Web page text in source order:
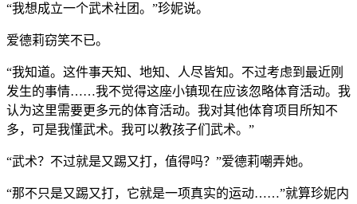
“我想成立一个武术社团。”珍妮说。
爱德莉窃笑不已。
“我知道。这件事天知、地知、人尽皆知。不过考虑到最近刚
发生的事情……我不觉得这座小镇现在应该忽略体育活动。我
认为这里需要更多元的体育活动。我对其他体育项目所知不
多，可是我懂武术。我可以教孩子们武术。”
“武术？不过就是又踢又打，值得吗？”爱德莉嘲弄她。
“那不只是又踢又打，它就是一项真实的运动……”就算珍妮内